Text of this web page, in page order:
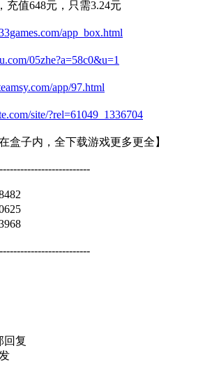
充值648元，只需3.24元
app_box.html
05zhe?a=58c0&u=1
app/97.html
site/?rel=61049_1336704
盒子内，全下载游戏更多更全】
回复